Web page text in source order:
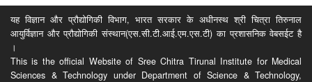
यह विज्ञान और प्रौद्योगिकी विभाग, भारत सरकार के अधीनस्थ श्री चित्रा तिरुनाल
आयुर्विज्ञान और प्रौद्योगिकी संस्थान(एस.सी.टी.आई.एम.एस.टी) का प्रशासनिक वेबसईट है
।
This is the official Website of Sree Chitra Tirunal Institute for Medical
Sciences & Technology under Department of Science & Technology,